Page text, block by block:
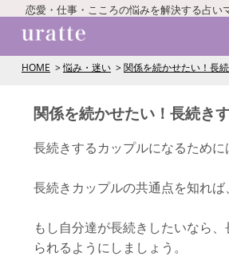
恋愛・仕事・こころの悩みを解決する占い
HOME 悩み・迷い 関係を続かせたい！長
関係を続かせたい！長続き
長続きするカップルになるために
長続きカップルの共通点を知れば、
もし自分達が長続きしたいなら
られるようにしましょう。